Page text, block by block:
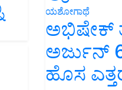
ಯಶೋಗಾಥೆ
ಅಭಿಷೇಕ್
ಅರ್ಜುನ್
ಹೊಸ